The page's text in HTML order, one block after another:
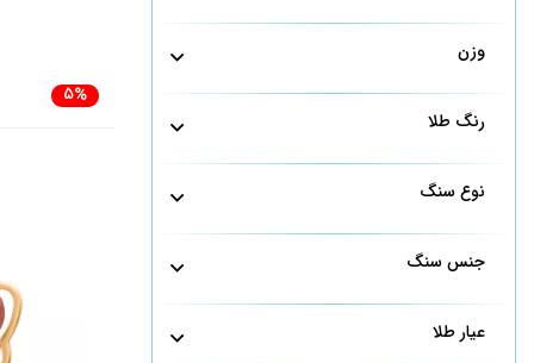
وزن
رنگ طلا
نوع سنگ
جنس سنگ
عیار طلا
5%